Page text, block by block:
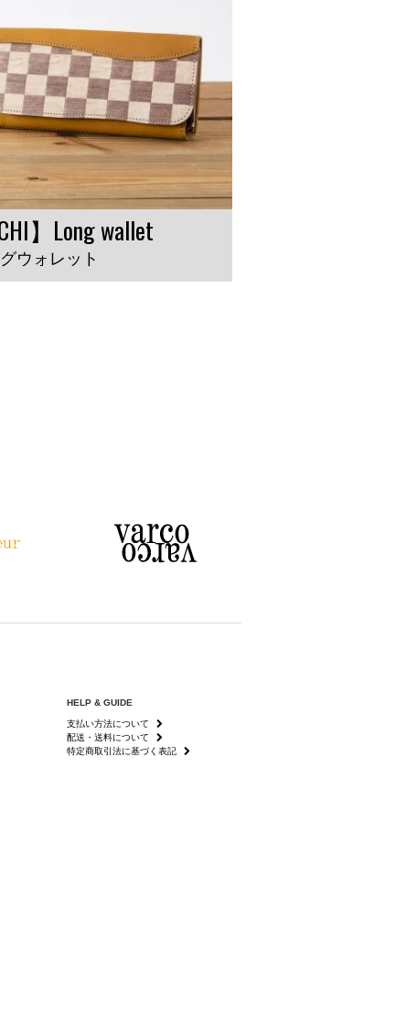
】Long wallet
ウォレット
HELP & GUIDE
支払い方法について
配送・送料について
特定商取引法に基づく表記